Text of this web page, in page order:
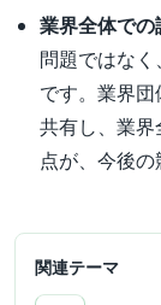
業界全体での
問題ではな
です。業界
共有し、業
点が、今後の
関連テーマ